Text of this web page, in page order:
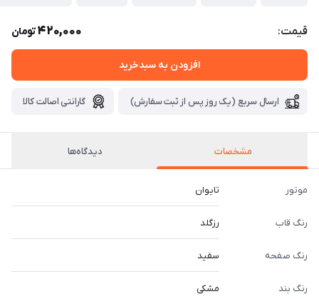
قیمت: 420,000تومان
افزودن به سبدخرید
ارسال سریع (یک روز پس از ثبت سفارش) گارانتی اصالت کالا
مشخصات دیدگاه‌ها
موتور تایوان
رنگ قاب رزگلد
رنگ صفحه سفید
رنگ بند مشکی